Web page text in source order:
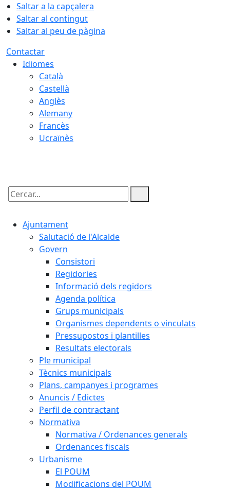
Saltar a la capçalera
Saltar al contingut
Saltar al peu de pàgina
Contactar
Idiomes
Català
Castellà
Anglès
Alemany
Francès
Ucraïnès
Cercar:
Ajuntament
Salutació de l'Alcalde
Govern
Consistori
Regidories
Informació dels regidors
Agenda política
Grups municipals
Organismes dependents o vinculats
Pressupostos i plantilles
Resultats electorals
Ple municipal
Tècnics municipals
Plans, campanyes i programes
Anuncis / Edictes
Perfil de contractant
Normativa
Normativa / Ordenances generals
Ordenances fiscals
Urbanisme
El POUM
Modificacions del POUM